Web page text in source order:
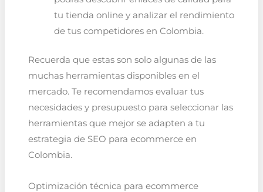
tu tienda online y analizar el rendimiento
de tus competidores en Colombia.
Recuerda que estas son solo algunas de las
muchas herramientas disponibles en el
mercado. Te recomendamos evaluar tus
necesidades y presupuesto para seleccionar las
herramientas que mejor se adapten a tu
estrategia de SEO para ecommerce en
Colombia.
Optimización técnica para ecommerce